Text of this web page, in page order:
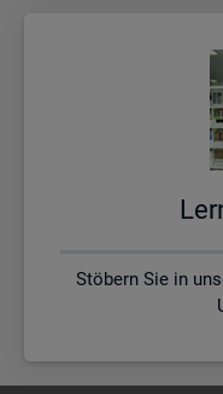
Stöbern Sie in